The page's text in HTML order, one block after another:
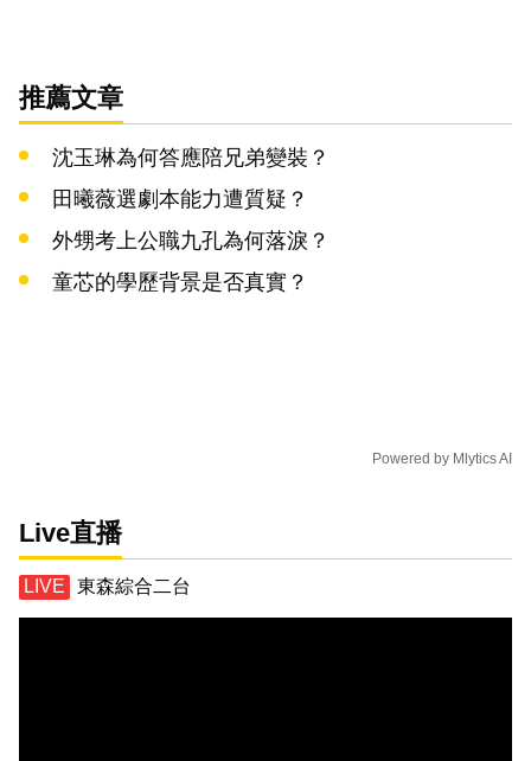
推薦文章
沈玉琳為何答應陪兄弟變裝？
田曦薇選劇本能力遭質疑？
外甥考上公職九孔為何落淚？
童芯的學歷背景是否真實？
Powered by Mlytics AI
Live直播
東森綜合二台